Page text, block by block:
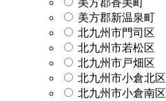
美方郡新温泉町
北九州市門司区
北九州市若松区
北九州市戸畑区
北九州市小倉北区
北九州市小倉南区